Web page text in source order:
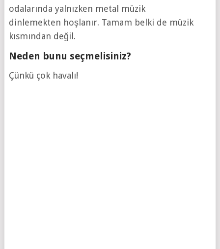
odalarında yalnızken metal müzik
dinlemekten hoşlanır. Tamam belki de müzik
kısmından değil.
Neden bunu seçmelisiniz?
Çünkü çok havalı!